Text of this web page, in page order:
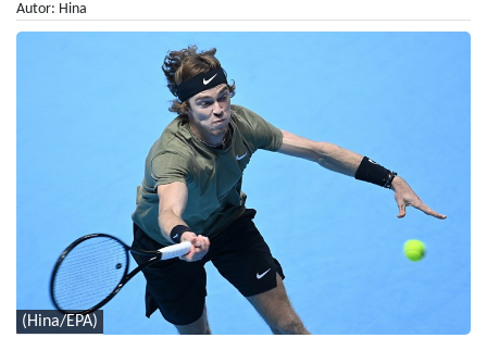
Autor: Hina
(Hina/EPA)